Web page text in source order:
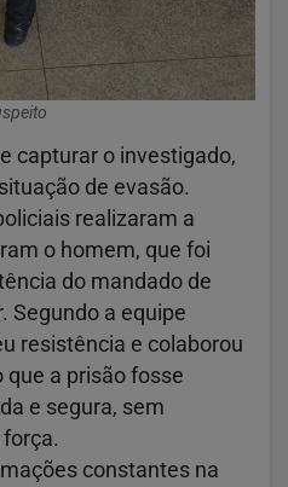
capturar o investigado,
de evasão.
realizaram a
o homem, que foi
do mandado de
Segundo a equipe
resistência e colaborou
a prisão fosse
e segura, sem
constantes na